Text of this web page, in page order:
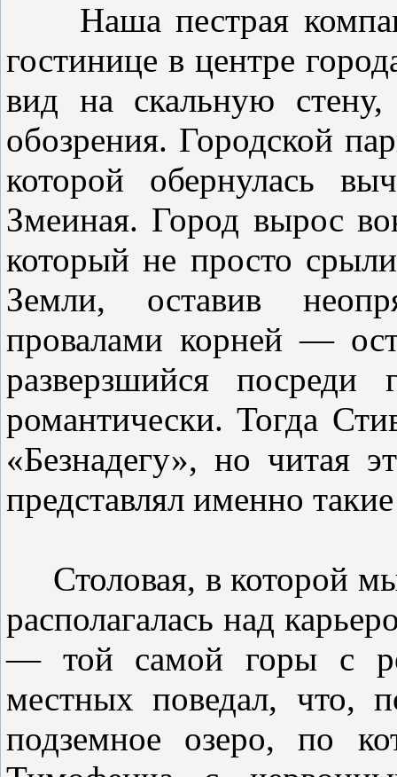
Наша пестрая
гостинице в центре
вид на скальную
обозрения. Городской
которой обернулась
Змеиная. Город вырос
который не просто
Земли, оставив
провалами корней —
разверзшийся посреди
романтически. Тогда
«Безнадегу», но читая
представлял именно
Столовая, в которой
располагалась над
— той самой горы с
местных поведал, что,
подземное озеро, по